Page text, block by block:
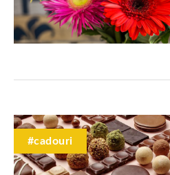
#cadouri